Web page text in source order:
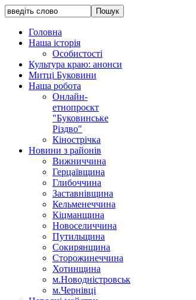
Головна
Наша історія
Особистості
Культура краю: анонси
Митці Буковини
Наша робота
Онлайн-
етнопроєкт
"Буковинське
Різдво"
Кінострічка
Новини з районів
Вижниччина
Герцаївщина
Глибоччина
Заставнівщина
Кельменеччина
Кіцманщина
Новоселиччина
Путильщина
Сокирянщина
Сторожинеччина
Хотинщина
м.Новодністровськ
м.Чернівці